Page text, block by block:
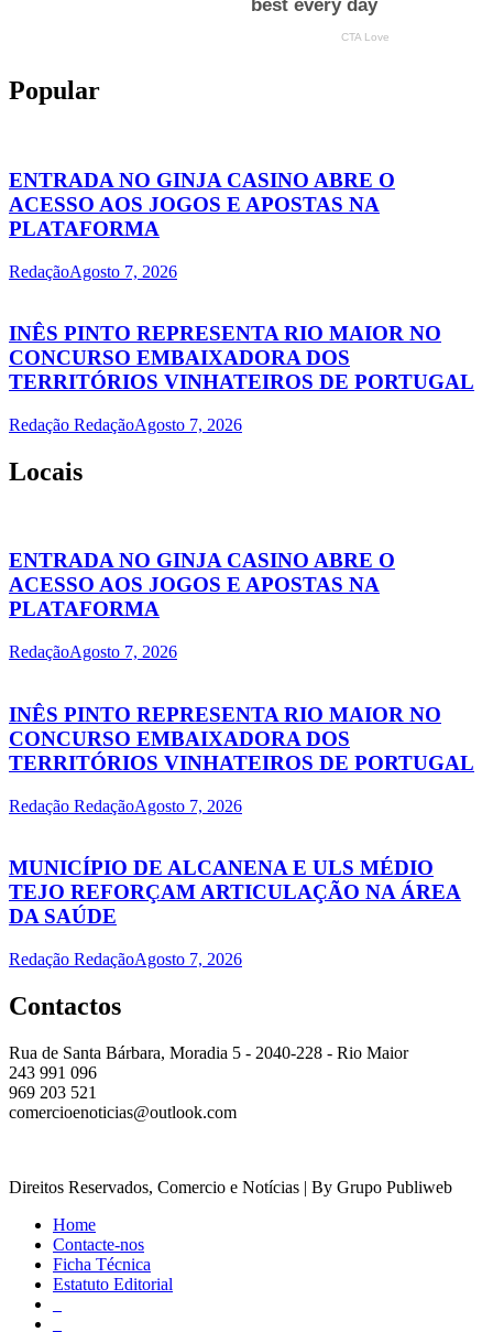
Popular
ENTRADA NO GINJA CASINO ABRE O
ACESSO AOS JOGOS E APOSTAS NA
PLATAFORMA
RedaçãoAgosto 7, 2026
INÊS PINTO REPRESENTA RIO MAIOR NO
CONCURSO EMBAIXADORA DOS
TERRITÓRIOS VINHATEIROS DE PORTUGAL
Redação RedaçãoAgosto 7, 2026
Locais
ENTRADA NO GINJA CASINO ABRE O
ACESSO AOS JOGOS E APOSTAS NA
PLATAFORMA
RedaçãoAgosto 7, 2026
INÊS PINTO REPRESENTA RIO MAIOR NO
CONCURSO EMBAIXADORA DOS
TERRITÓRIOS VINHATEIROS DE PORTUGAL
Redação RedaçãoAgosto 7, 2026
MUNICÍPIO DE ALCANENA E ULS MÉDIO
TEJO REFORÇAM ARTICULAÇÃO NA ÁREA
DA SAÚDE
Redação RedaçãoAgosto 7, 2026
Contactos
Rua de Santa Bárbara, Moradia 5 - 2040-228 - Rio Maior
243 991 096
969 203 521
comercioenoticias@outlook.com
Direitos Reservados, Comercio e Notícias | By Grupo Publiweb
Home
Contacte-nos
Ficha Técnica
Estatuto Editorial